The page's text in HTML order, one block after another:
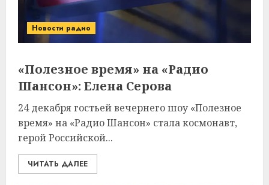
Новости радио
«Полезное время» на «Радио
Шансон»: Елена Серова
24 декабря гостьей вечернего шоу «Полезное
время» на «Радио Шансон» стала космонавт,
герой Российской...
ЧИТАТЬ ДАЛЕЕ